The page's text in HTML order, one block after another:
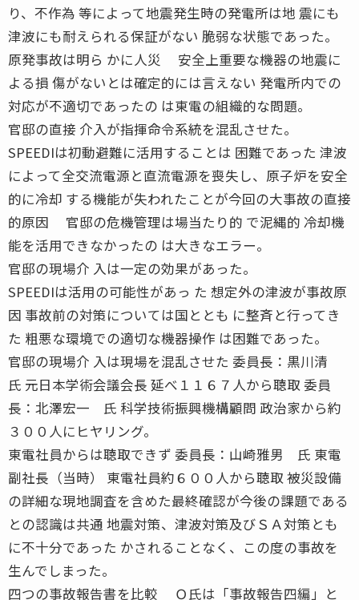
り、不作為 等によって地震発生時の発電所は地 震にも
津波にも耐えられる保証がない 脆弱な状態であった。
原発事故は明ら かに人災 安全上重要な機器の地震に
よる損 傷がないとは確定的には言えない 発電所内での
対応が不適切であったの は東電の組織的な問題。
官邸の直接 介入が指揮命令系統を混乱させた。
SPEEDIは初動避難に活用することは 困難であった 津波
によって全交流電源と直流電源を喪失し、原子炉を安全
的に冷却 する機能が失われたことが今回の大事故の直接
的原因 官邸の危機管理は場当たり的 で泥縄的 冷却機
能を活用できなかったの は大きなエラー。
官邸の現場介 入は一定の効果があった。
SPEEDIは活用の可能性があっ た 想定外の津波が事故原
因 事故前の対策については国ととも に整斉と行ってき
た 粗悪な環境での適切な機器操作 は困難であった。
官邸の現場介 入は現場を混乱させた 委員長：黒川清
氏 元日本学術会議会長 延べ１１６７人から聴取 委員
長：北澤宏一 氏 科学技術振興機構顧問 政治家から約
３００人にヒヤリング。
東電社員からは聴取できず 委員長：山崎雅男 氏 東電
副社長（当時） 東電社員約６００人から聴取 被災設備
の詳細な現地調査を含めた最終確認が今後の課題である
との認識は共通 地震対策、津波対策及びＳＡ対策とも
に不十分であった かされることなく、この度の事故を
生んでしまった。
四つの事故報告書を比較 Ｏ氏は「事故報告四編」と